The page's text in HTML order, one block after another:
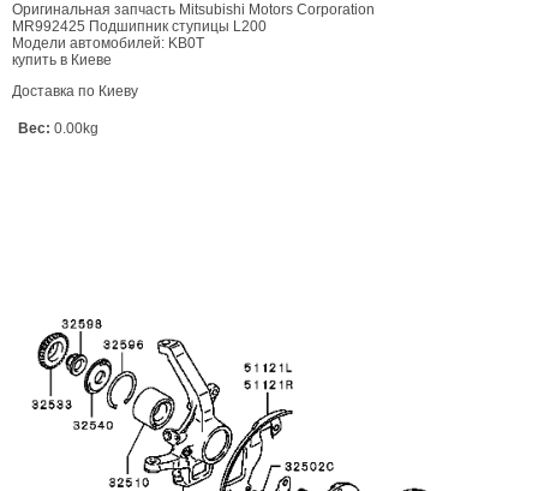
Оригинальная запчасть Mitsubishi Motors Corporation
MR992425 Подшипник ступицы L200
Модели автомобилей: KB0T
купить в Киеве
Доставка по Киеву
Вес: 0.00kg